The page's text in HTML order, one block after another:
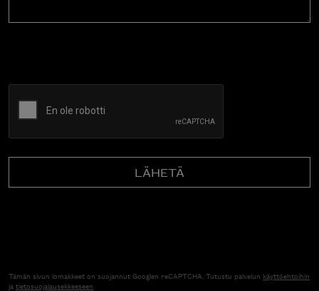
Tämän sivun lomakkeet on suojannut Googlen reCAPTCHA. Tutustu palvelun käyttöehtoihin
jatietosuojalausekkeeseen